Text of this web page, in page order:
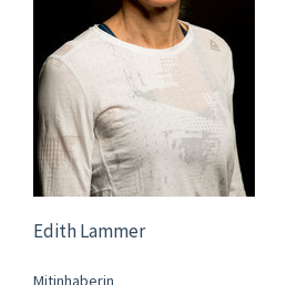
Edith Lammer
Mitinhaberin